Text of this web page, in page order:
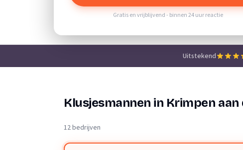
Gratis en vrijblijvend - binnen 24 uur reactie
Uitstekend
Klusjesmannen in Krimpen aan
12 bedrijven